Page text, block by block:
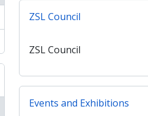
ZSL Council
ZSL Council
Events and Exhibitions